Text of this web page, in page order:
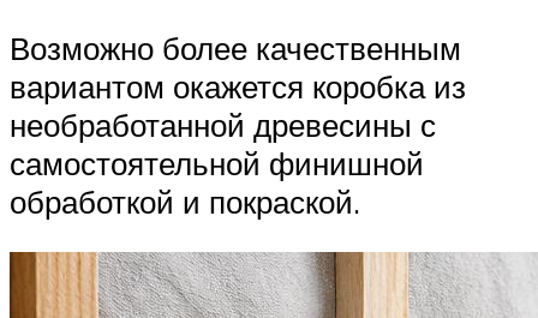
Возможно более качественным
вариантом окажется коробка из
необработанной древесины с
самостоятельной финишной
обработкой и покраской.